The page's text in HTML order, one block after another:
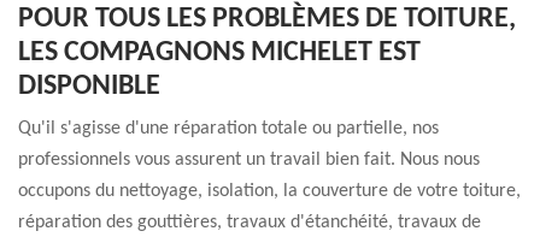
POUR TOUS LES PROBLÈMES DE TOITURE,
LES COMPAGNONS MICHELET EST
DISPONIBLE
Qu'il s'agisse d'une réparation totale ou partielle, nos
professionnels vous assurent un travail bien fait. Nous nous
occupons du nettoyage, isolation, la couverture de votre toiture,
réparation des gouttières, travaux d'étanchéité, travaux de